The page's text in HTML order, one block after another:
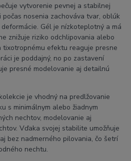
vytvorenie pevnej a stabilnej
nosenia zachováva tvar, oblúk
Gél je nízkoteplotný a má
znižuje riziko odchlipovania alebo
tixotropnému efektu reaguje presne
je poddajný, no po zastavení
presné modelovanie aj detailnú
je vhodný na predlžovanie
s minimálnym alebo žiadnym
nechtov, modelovanie aj
Vďaka svojej stabilite umožňuje
bez nadmerného pilovania, čo šetrí
nechtu.